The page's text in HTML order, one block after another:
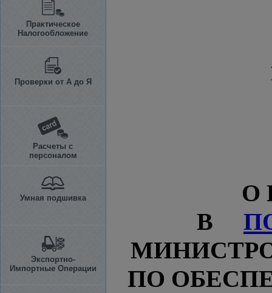
Практическое
Налогообложение
Проверки от А до Я
Расчеты с
персоналом
Умная подшивка
Экспортно-
Импортные Операции
О
В
ПО